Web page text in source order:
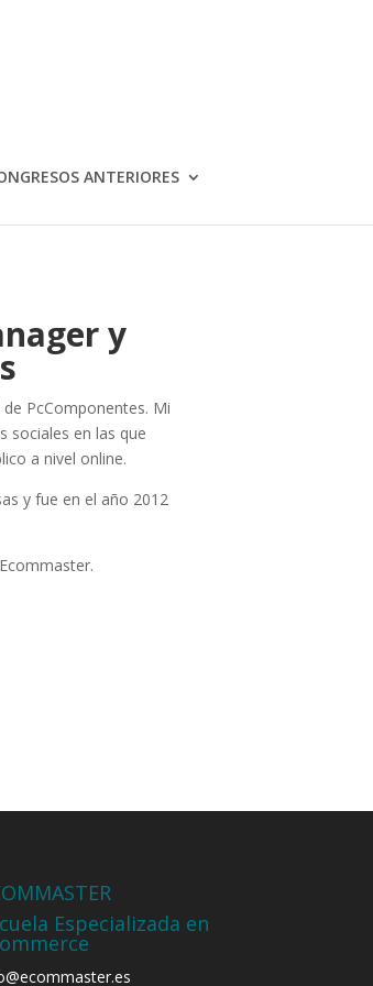
ANTERIORES
y
PcComponentes. Mi
sociales en las que
a nivel online.
y fue en el año 2012
Especializada en